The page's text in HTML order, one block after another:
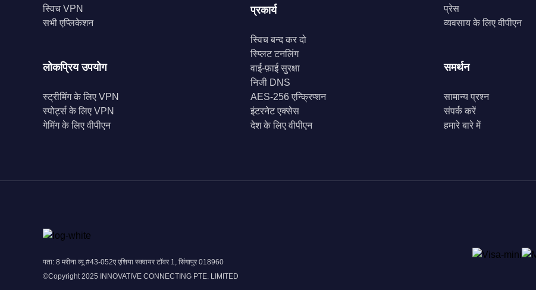
स्विच VPN
सभी एप्लिकेशन
लोकप्रिय उपयोग
स्ट्रीमिंग के लिए VPN
स्पोर्ट्स के लिए VPN
गेमिंग के लिए वीपीएन
प्रकार्य
स्विच बन्द कर दो
स्प्लिट टनलिंग
वाई-फ़ाई सुरक्षा
निजी DNS
AES-256 एन्क्रिप्शन
इंटरनेट एक्सेस
देश के लिए वीपीएन
प्रेस
व्यवसाय के लिए वीपीएन
समर्थन
सामान्य प्रश्न
संपर्क करें
हमारे बारे में
पता: 8 मरीना व्यू #43-052ए एशिया स्क्वायर टॉवर 1, सिंगापुर 018960
©Copyright 2025 INNOVATIVE CONNECTING PTE. LIMITED